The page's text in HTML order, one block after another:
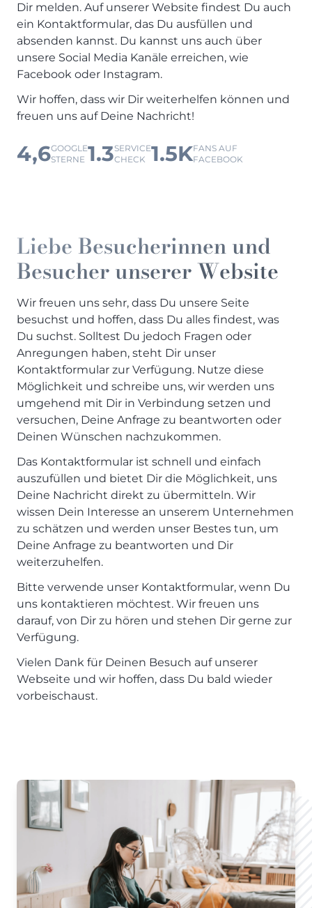
Dir melden. Auf unserer Website findest Du auch
ein Kontaktformular, das Du ausfüllen und
absenden kannst. Du kannst uns auch über
unsere Social Media Kanäle erreichen, wie
Facebook oder Instagram.
Wir hoffen, dass wir Dir weiterhelfen können und
freuen uns auf Deine Nachricht!
4,6GOOGLE
STERNE 1.3SERVICE
CHECK 1.5KFANS AUF
FACEBOOK
Liebe Besucherinnen und
Besucher unserer Website
Wir freuen uns sehr, dass Du unsere Seite
besuchst und hoffen, dass Du alles findest, was
Du suchst. Solltest Du jedoch Fragen oder
Anregungen haben, steht Dir unser
Kontaktformular zur Verfügung. Nutze diese
Möglichkeit und schreibe uns, wir werden uns
umgehend mit Dir in Verbindung setzen und
versuchen, Deine Anfrage zu beantworten oder
Deinen Wünschen nachzukommen.
Das Kontaktformular ist schnell und einfach
auszufüllen und bietet Dir die Möglichkeit, uns
Deine Nachricht direkt zu übermitteln. Wir
wissen Dein Interesse an unserem Unternehmen
zu schätzen und werden unser Bestes tun, um
Deine Anfrage zu beantworten und Dir
weiterzuhelfen.
Bitte verwende unser Kontaktformular, wenn Du
uns kontaktieren möchtest. Wir freuen uns
darauf, von Dir zu hören und stehen Dir gerne zur
Verfügung.
Vielen Dank für Deinen Besuch auf unserer
Webseite und wir hoffen, dass Du bald wieder
vorbeischaust.